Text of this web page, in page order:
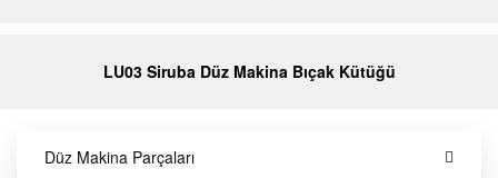
o
LU03 Siruba Düz Makina Bıçak Kütüğü
Düz Makina Parçaları